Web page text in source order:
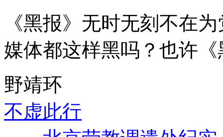
《黑报》无时无刻不在
媒体都这样黑吗？也许
野靖环
不虚此行